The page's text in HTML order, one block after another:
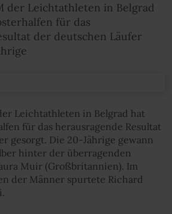
der Leichtathleten in Belgrad
für das
der deutschen Läufer
Leichtathleten in Belgrad hat
für das herausragende Resultat
gesorgt. Die 20-Jährige gewann
hinter der überragenden
Muir (Großbritannien). Im
der Männer spurtete Richard